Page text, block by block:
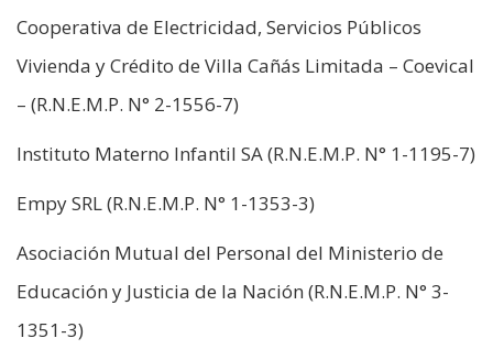
Cooperativa de Electricidad, Servicios Públicos
Vivienda y Crédito de Villa Cañás Limitada – Coevical
– (R.N.E.M.P. N° 2-1556-7)
Instituto Materno Infantil SA (R.N.E.M.P. N° 1-1195-7)
Empy SRL (R.N.E.M.P. N° 1-1353-3)
Asociación Mutual del Personal del Ministerio de
Educación y Justicia de la Nación (R.N.E.M.P. N° 3-
1351-3)